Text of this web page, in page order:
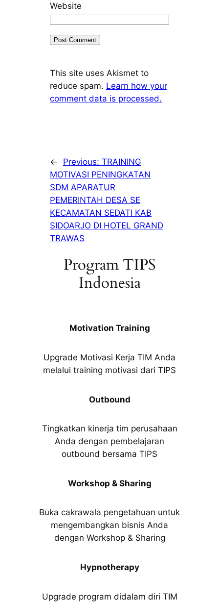
Website
This site uses Akismet to
reduce spam. Learn how your
comment data is processed.
← Previous:TRAINING
MOTIVASI PENINGKATAN
SDM APARATUR
PEMERINTAH DESA SE
KECAMATAN SEDATI KAB
SIDOARJO DI HOTEL GRAND
TRAWAS
Program TIPS
Indonesia
Motivation Training
Upgrade Motivasi Kerja TIM Anda
melalui training motivasi dari TIPS
Outbound
Tingkatkan kinerja tim perusahaan
Anda dengan pembelajaran
outbound bersama TIPS
Workshop & Sharing
Buka cakrawala pengetahuan untuk
mengembangkan bisnis Anda
dengan Workshop & Sharing
Hypnotherapy
Upgrade program didalam diri TIM